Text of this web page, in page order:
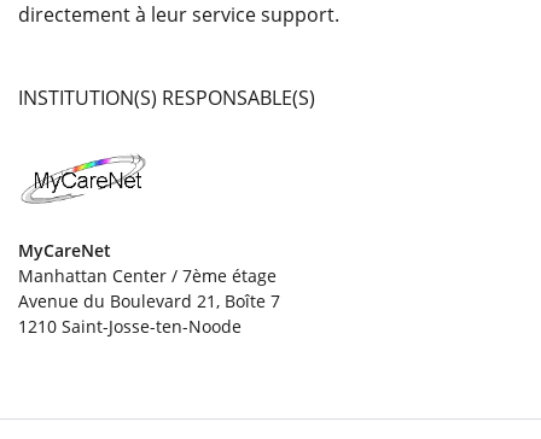
directement à leur service support.
INSTITUTION(S) RESPONSABLE(S)
MyCareNet
Manhattan Center / 7ème étage
Avenue du Boulevard 21, Boîte 7
1210 Saint-Josse-ten-Noode